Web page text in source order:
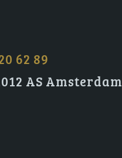
62 89
AS Amsterdam